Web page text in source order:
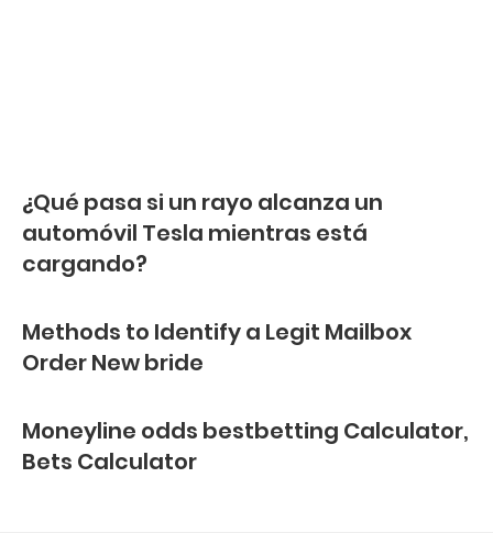
¿Qué pasa si un rayo alcanza un
automóvil Tesla mientras está
cargando?
Methods to Identify a Legit Mailbox
Order New bride
Moneyline odds bestbetting Calculator,
Bets Calculator